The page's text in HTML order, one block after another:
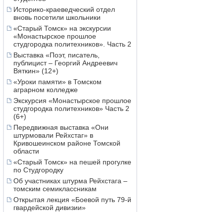
Историко-краеведческий отдел
вновь посетили школьники
«Старый Томск» на экскурсии
«Монастырское прошлое
студгородка политехников». Часть 2
Выставка «Поэт, писатель,
публицист – Георгий Андреевич
Вяткин» (12+)
«Уроки памяти» в Томском
аграрном колледже
Экскурсия «Монастырское прошлое
студгородка политехников» Часть 2
(6+)
Передвижная выставка «Они
штурмовали Рейхстаг» в
Кривошеинском районе Томской
области
«Старый Томск» на пешей прогулке
по Студгородку
Об участниках штурма Рейхстага –
томским семиклассникам
Открытая лекция «Боевой путь 79-й
гвардейской дивизии»